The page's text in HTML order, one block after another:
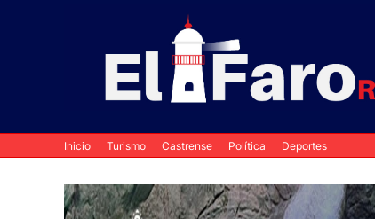
Inicio Turismo Castrense Política Deportes